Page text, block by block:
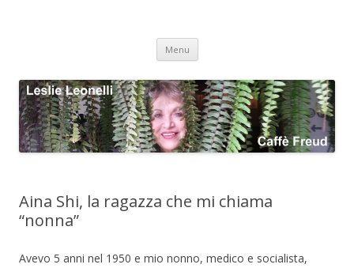
Leslie Leonelli
Caffè Freud
Conosci te stesso e gli altri
Menu Vai
contenuto
Aina Shi, la ragazza che mi chiama
“nonna”
Avevo 5 anni nel 1950 e mio nonno, medico e socialista,